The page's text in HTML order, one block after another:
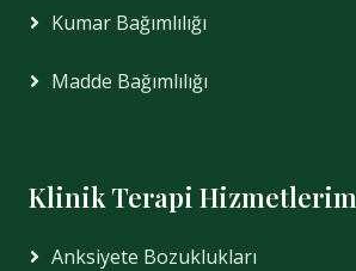
Kumar Bağımlılığı
Madde Bağımlılığı
Klinik Terapi Hizmetlerim
Anksiyete Bozuklukları